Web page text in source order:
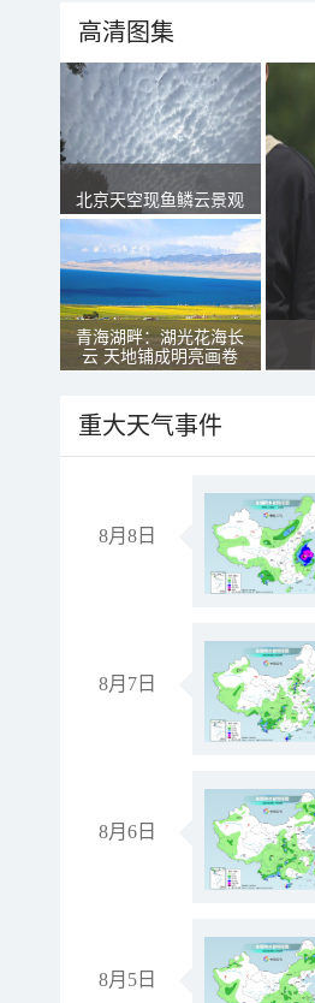
高清图集
北京天空现鱼鳞云景观
青海湖畔：湖光花海长
云 天地铺成明亮画卷
重大天气事件
8月8日
8月7日
8月6日
8月5日